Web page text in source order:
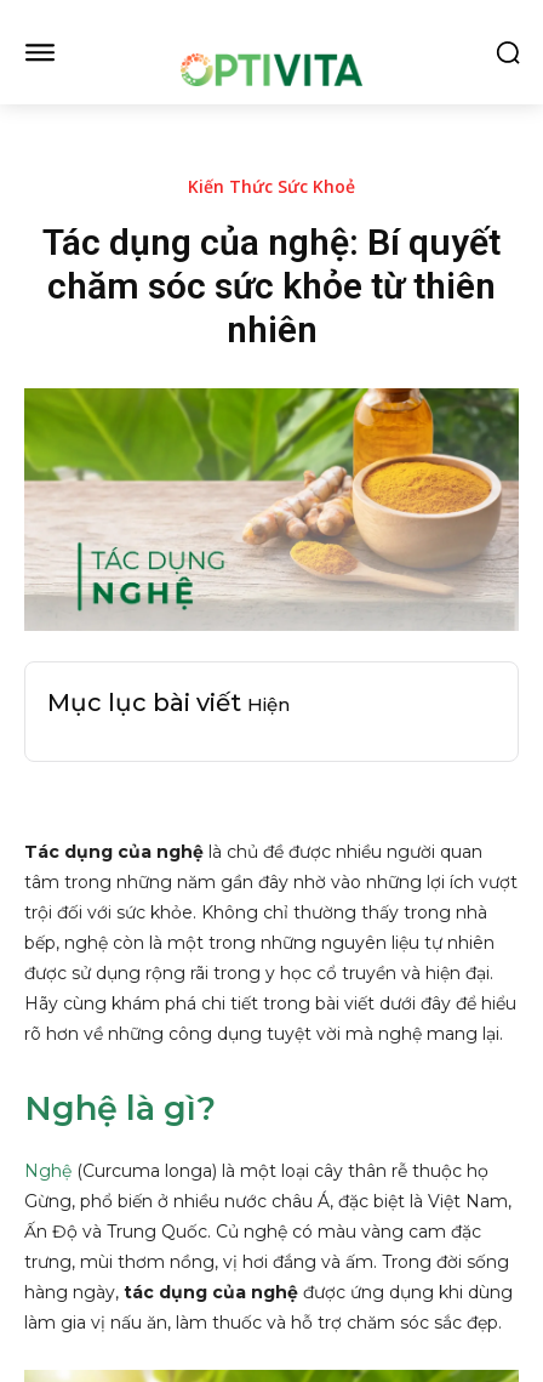
Kiến Thức Sức Khoẻ
Tác dụng của nghệ: Bí quyết
chăm sóc sức khỏe từ thiên
nhiên
Mục lục bài viết Hiện
Tác dụng của nghệ là chủ đề được nhiều người quan
tâm trong những năm gần đây nhờ vào những lợi ích vượt
trội đối với sức khỏe. Không chỉ thường thấy trong nhà
bếp, nghệ còn là một trong những nguyên liệu tự nhiên
được sử dụng rộng rãi trong y học cổ truyền và hiện đại.
Hãy cùng khám phá chi tiết trong bài viết dưới đây để hiểu
rõ hơn về những công dụng tuyệt vời mà nghệ mang lại.
Nghệ là gì?
Nghệ (Curcuma longa) là một loại cây thân rễ thuộc họ
Gừng, phổ biến ở nhiều nước châu Á, đặc biệt là Việt Nam,
Ấn Độ và Trung Quốc. Củ nghệ có màu vàng cam đặc
trưng, mùi thơm nồng, vị hơi đắng và ấm. Trong đời sống
hàng ngày, tác dụng của nghệ được ứng dụng khi dùng
làm gia vị nấu ăn, làm thuốc và hỗ trợ chăm sóc sắc đẹp.